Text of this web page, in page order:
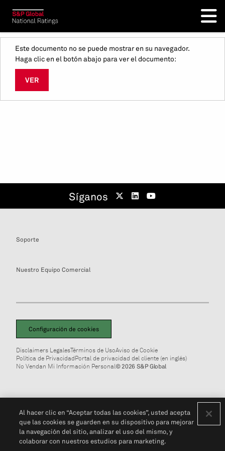
Este documento no se puede mostrar en su navegador.
Haga clic en el botón abajo para ver el documento:
VER
Síganos
Soporte
Nuestro Equipo Comercial
Configuración de cookies
Disclaimers LegalesTérminos de UsoAviso de Cookie
Política de PrivacidadPortal de privacidad del cliente (en inglés)
No Vendan Mi Información Personal© 2026 S&P Global
Al hacer clic en “Aceptar todas las cookies”, usted acepta
que las cookies se guarden en su dispositivo para mejorar
la navegación del sitio, analizar el uso del mismo, y
colaborar con nuestros estudios para marketing.